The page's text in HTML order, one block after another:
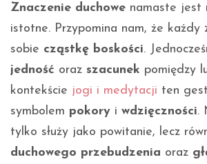
Znaczenie duchowe namaste jest
istotne. Przypomina nam, że każdy
sobie cząstkę boskości.
jedność oraz szacunek pomiędzy
kontekście jogi i medytacji ten
symbolem pokory i wdzięczności.
tylko służy jako powitanie, lecz
duchowego przebudzenia oraz